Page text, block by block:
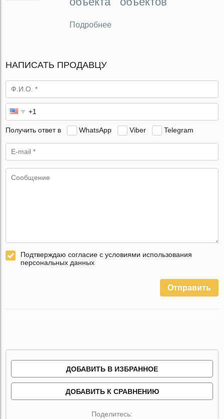
Подробнее
НАПИСАТЬ ПРОДАВЦУ
Получить ответ в WhatsApp Viber Telegram
Подтверждаю согласие с условиями использования
персональных данных
Отправить
ДОБАВИТЬ В ИЗБРАННОЕ
ДОБАВИТЬ К СРАВНЕНИЮ
Поделитесь: